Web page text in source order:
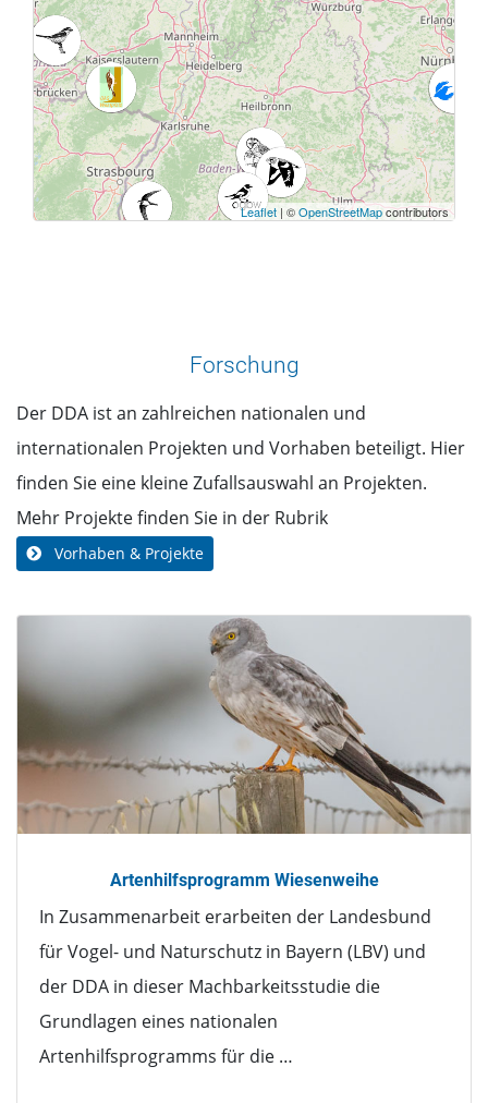
Leaflet | ©OpenStreetMapcontributors
Forschung
Der DDA ist an zahlreichen nationalen und
internationalen Projekten und Vorhaben beteiligt. Hier
finden Sie eine kleine Zufallsauswahl an Projekten.
Mehr Projekte finden Sie in der Rubrik
Vorhaben & Projekte
Artenhilfsprogramm Wiesenweihe
In Zusammenarbeit erarbeiten der Landesbund
für Vogel- und Naturschutz in Bayern (LBV) und
der DDA in dieser Machbarkeitsstudie die
Grundlagen eines nationalen
Artenhilfsprogramms für die …